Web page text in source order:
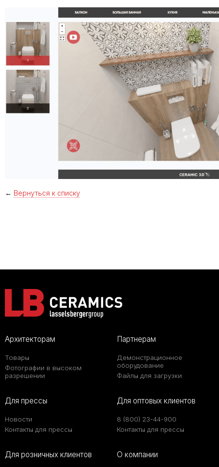
← Вернуться к списку
Архитекторам
Товары
Фотографии в высоком
разрешении
Партнерам
Демонстрационное
оборудование
Файлы для загрузки
Для прессы
Новости
Контакты для прессы
Для оптовых клиентов
8 (800) 23-44-900
Контакты для прессы
Для розничных клиентов О компании